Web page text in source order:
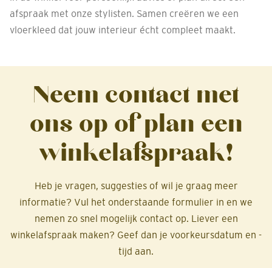
afspraak met onze stylisten. Samen creëren we een
vloerkleed dat jouw interieur écht compleet maakt.
Neem contact met
ons op of plan een
winkelafspraak!
Heb je vragen, suggesties of wil je graag meer
informatie? Vul het onderstaande formulier in en we
nemen zo snel mogelijk contact op. Liever een
winkelafspraak maken? Geef dan je voorkeursdatum en -
tijd aan.